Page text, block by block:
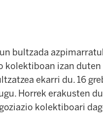
bultzada
kolektiboan izan
ekarri du. 16
Horrek erakusten
kolektiboari